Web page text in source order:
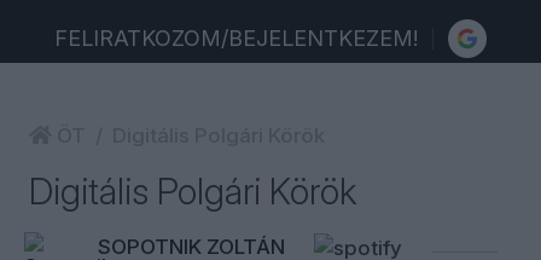
FELIRATKOZOM/BEJELENTKEZEM!
Digitális Polgári Körök
SOPOTNIK ZOLTÁN